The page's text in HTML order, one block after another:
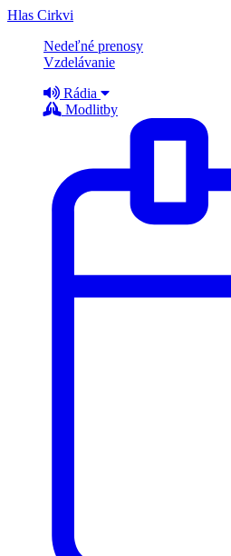
Hlas Cirkvi
Nedeľné prenosy
Vzdelávanie
Rádia
Modlitby